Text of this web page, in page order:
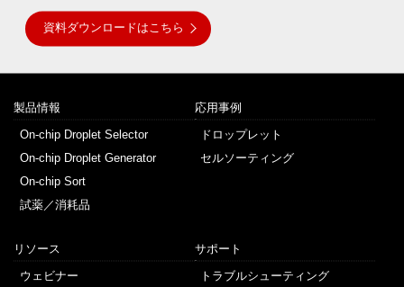
資料ダウンロードはこちら
製品情報
On-chip Droplet Selector
On-chip Droplet Generator
On-chip Sort
試薬／消耗品
応用事例
ドロップレット
セルソーティング
リソース
ウェビナー
サポート
トラブルシューティング